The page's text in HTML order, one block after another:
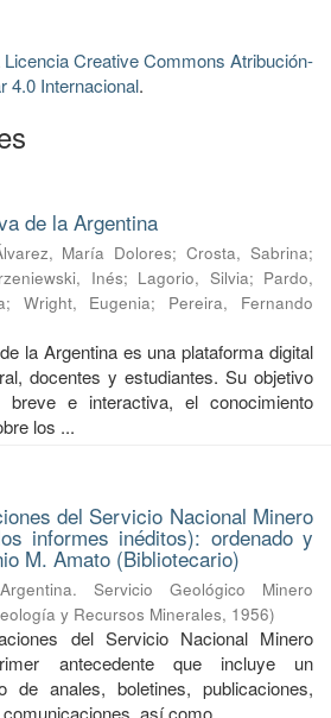
Licencia Creative Commons Atribución-
4.0 Internacional.
de la Argentina
María Dolores;Crosta, Sabrina;
Inés; Lagorio, Silvia; Pardo,
; Wright, Eugenia; Pereira, Fernando
la Argentina es una plataforma digital
docentes y estudiantes. Su objetivo
e interactiva, el conocimiento
los ...
del Servicio Nacional Minero
informes inéditos): ordenado y
M. Amato (Bibliotecario)
Argentina. Servicio Geológico Minero
y Recursos Minerales, 1956)
del Servicio Nacional Minero
antecedente que incluye un
de anales, boletines, publicaciones,
así como ...